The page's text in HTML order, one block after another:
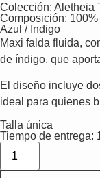
Colección: Aletheia
Composición:
Azul / Indigo
Maxi falda fluida,
de índigo, que
El diseño incluye
ideal para quienes
Talla única
Tiempo de entrega: